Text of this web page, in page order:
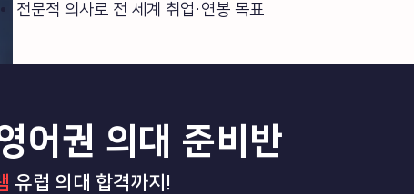
​전문적 의사로 전 세계 취업·연봉 목표
어권 의대 준비반
유럽 의대 합격까지!